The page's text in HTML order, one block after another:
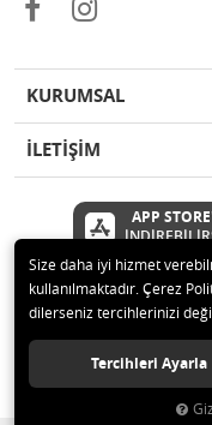
KURUMSAL
İLETİŞİM
APP
© 2020 Çetinkaya
Size daha iyi hizmet
kullanılmaktadır. Çerez
dilerseniz tercihlerinizi
Tercihleri Ayarla